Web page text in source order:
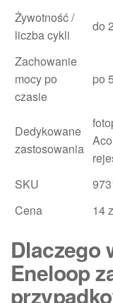
Żywotność /
liczba cykli
do
Zachowanie
mocy po
czasie
po
Dedykowane
zastosowania
SKU
Cena
14
Dlaczego
Eneloop